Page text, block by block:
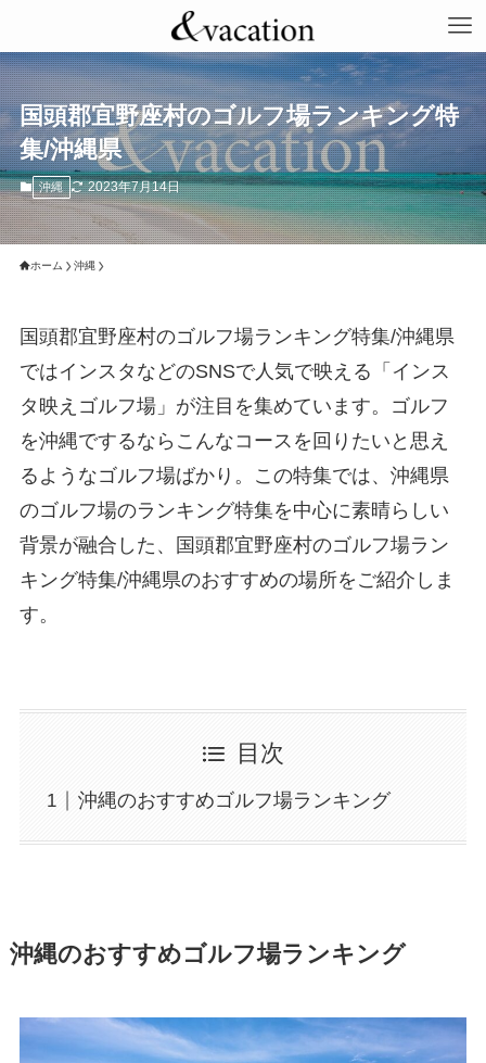
国頭郡宜野座村のゴルフ場ランキング特
集/沖縄県
沖縄 2023年7月14日
ホーム 沖縄
国頭郡宜野座村のゴルフ場ランキング特集/沖縄県
ではインスタなどのSNSで人気で映える「インス
タ映えゴルフ場」が注目を集めています。ゴルフ
を沖縄でするならこんなコースを回りたいと思え
るようなゴルフ場ばかり。この特集では、沖縄県
のゴルフ場のランキング特集を中心に素晴らしい
背景が融合した、国頭郡宜野座村のゴルフ場ラン
キング特集/沖縄県のおすすめの場所をご紹介しま
す。
目次
沖縄のおすすめゴルフ場ランキング
沖縄のおすすめゴルフ場ランキング